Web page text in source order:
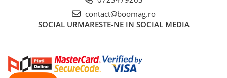
Schimbator de viteze bicicleta
Schimbatoare fata
Manete schimbator si frana
Manete frana bicicleta
contact@boomag.ro
SOCIAL URMARESTE-NE IN SOCIAL MEDIA